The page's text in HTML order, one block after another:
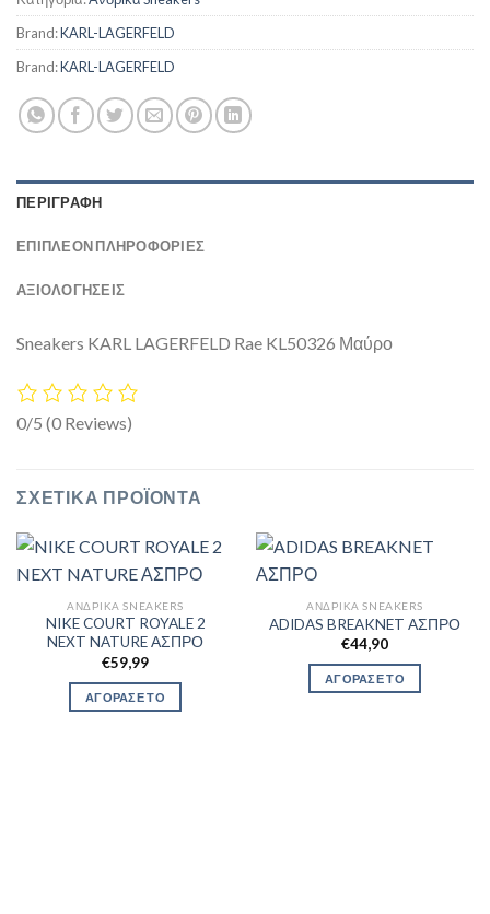
Brand:KARL-LAGERFELD
Brand:KARL-LAGERFELD
ΠΕΡΙΓΡΑΦΉ
ΕΠΙΠΛΈΟΝ ΠΛΗΡΟΦΟΡΊΕΣ
ΑΞΙΟΛΟΓΗΣΕΙΣ
Sneakers KARL LAGERFELD Rae KL50326 Μαύρο
0/5 (0 Reviews)
ΣΧΕΤΙΚΆ ΠΡΟΪΌΝΤΑ
ΑΝΔΡΙΚΆ SNEAKERS
NIKE COURT ROYALE 2
NEXT NATURE ΑΣΠΡΟ
€59,99
ΑΓΟΡΑΣΕ ΤΟ
ΑΝΔΡΙΚΆ SNEAKERS
ADIDAS BREAKNET ΑΣΠΡΟ
€44,90
ΑΓΟΡΑΣΕ ΤΟ